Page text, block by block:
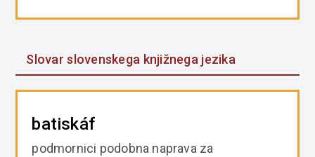
Slovar slovenskega knjižnega jezika
batiskáf
podmornici podobna naprava za